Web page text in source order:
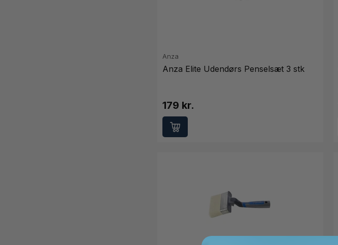
Anza
Anza Elite Udendørs Penselsæt 3 stk
179 kr.